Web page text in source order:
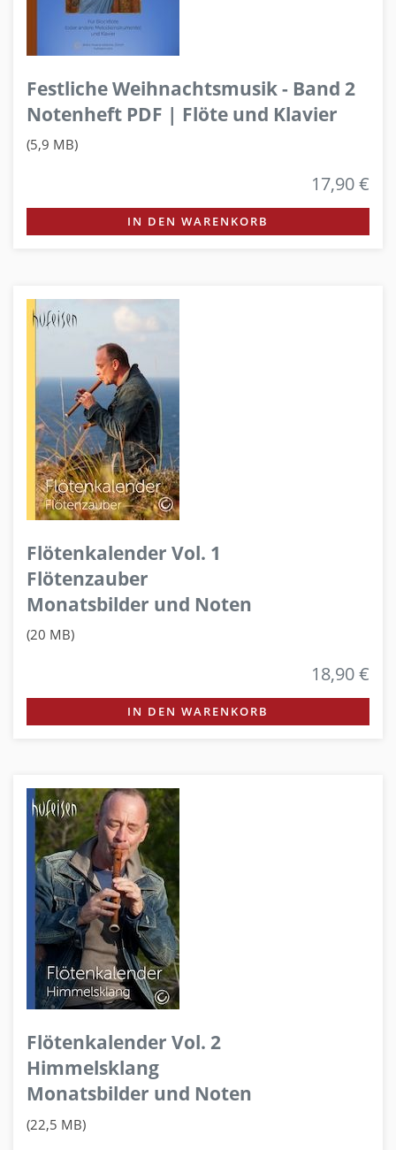
Festliche Weihnachtsmusik - Band 2
Notenheft PDF | Flöte und Klavier
(5,9 MB)
17,90 €
IN DEN WARENKORB
Flötenkalender Vol. 1
Flötenzauber
Monatsbilder und Noten
(20 MB)
18,90 €
IN DEN WARENKORB
Flötenkalender Vol. 2
Himmelsklang
Monatsbilder und Noten
(22,5 MB)